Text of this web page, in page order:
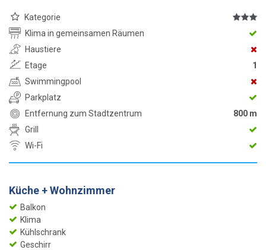
Kategorie
Klima in gemeinsamen Räumen
Haustiere
Etage
1
Swimmingpool
Parkplatz
Entfernung zum Stadtzentrum
800 m
Grill
Wi-Fi
Küche + Wohnzimmer
Balkon
Klima
Kühlschrank
Geschirr